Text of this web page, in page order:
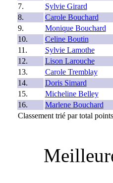
7.
Sylvie Girard
8.
Carole Bouchard
9.
Monique Bouchard
10.
Celine Boutin
11.
Sylvie Lamothe
12.
Lison Larouche
13.
Carole Tremblay
14.
Doris Simard
15.
Micheline Belley
16.
Marlene Bouchard
Classement trié par total